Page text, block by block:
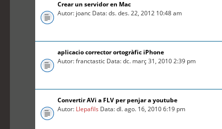
Crear un servidor en Mac
Autor: joanc Data: ds. des. 22, 2012 10:48 am
aplicacio corrector ortogràfic iPhone
Autor: franctastic Data: dc. març 31, 2010 2:39 pm
Convertir AVi a FLV per penjar a youtube
Autor: Llepafils Data: dl. ago. 16, 2010 6:19 pm